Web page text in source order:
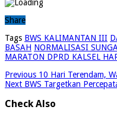
Share
Tags BWS KALIMANTAN III
BASAH NORMALISASI
MARATON DPRD KALSEL
Previous 10 Hari Terendam,
Next BWS Targetkan
Check Also